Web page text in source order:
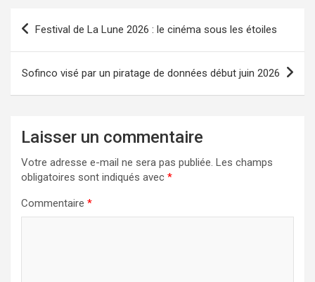
Navigation
Festival de La Lune 2026 : le cinéma sous les étoiles
Sofinco visé par un piratage de données début juin 2026
Laisser un commentaire
Votre adresse e-mail ne sera pas publiée. Les champs
obligatoires sont indiqués avec *
Commentaire *